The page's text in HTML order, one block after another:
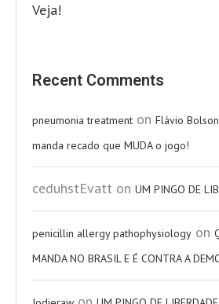
Veja!
Recent Comments
pneumonia treatment on Flávio
manda recado que MUDA o jogo!
ceduhstEvatt on UM PINGO DE
penicillin allergy pathophysiology on
MANDA NO BRASIL E É CONTRA A